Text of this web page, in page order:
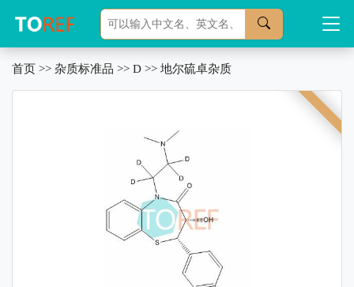
首页 >> 杂质标准品 >> D >> 地尔硫卓杂质